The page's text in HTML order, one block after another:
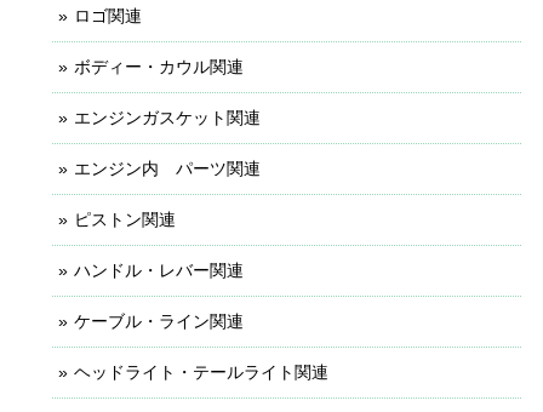
ロゴ関連
ボディー・カウル関連
エンジンガスケット関連
エンジン内 パーツ関連
ピストン関連
ハンドル・レバー関連
ケーブル・ライン関連
ヘッドライト・テールライト関連